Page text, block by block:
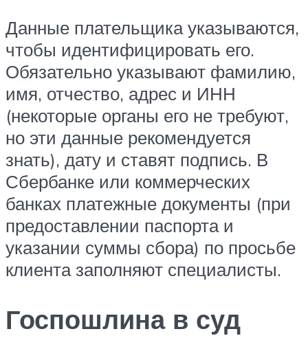
Данные плательщика указываются,
чтобы идентифицировать его.
Обязательно указывают фамилию,
имя, отчество, адрес и ИНН
(некоторые органы его не требуют,
но эти данные рекомендуется
знать), дату и ставят подпись. В
Сбербанке или коммерческих
банках платежные документы (при
предоставлении паспорта и
указании суммы сбора) по просьбе
клиента заполняют специалисты.
Госпошлина в суд